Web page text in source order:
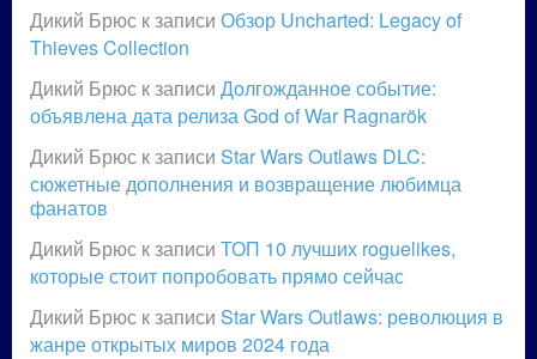
Дикий Брюс к записи Обзор Uncharted: Legacy of
Thieves Collection
Дикий Брюс к записи Долгожданное событие:
объявлена дата релиза God of War Ragnarök
Дикий Брюс к записи Star Wars Outlaws DLC:
сюжетные дополнения и возвращение любимца
фанатов
Дикий Брюс к записи ТОП 10 лучших roguelikes,
которые стоит попробовать прямо сейчас
Дикий Брюс к записи Star Wars Outlaws: революция в
жанре открытых миров 2024 года